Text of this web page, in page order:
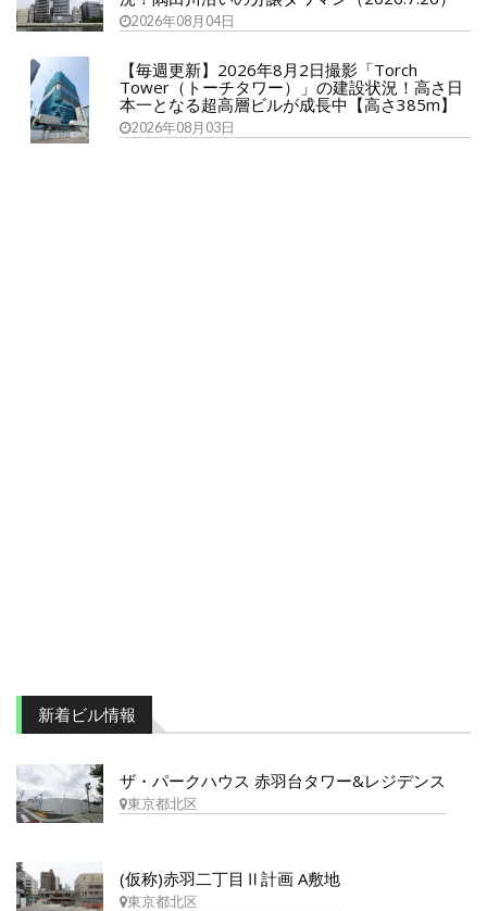
2026年08月04日
【毎週更新】2026年8月2日撮影「Torch
Tower（トーチタワー）」の建設状況！高さ日
本一となる超高層ビルが成長中【高さ385m】
2026年08月03日
新着ビル情報
ザ・パークハウス 赤羽台タワー&レジデンス
東京都北区
(仮称)赤羽二丁目Ⅱ計画 A敷地
東京都北区